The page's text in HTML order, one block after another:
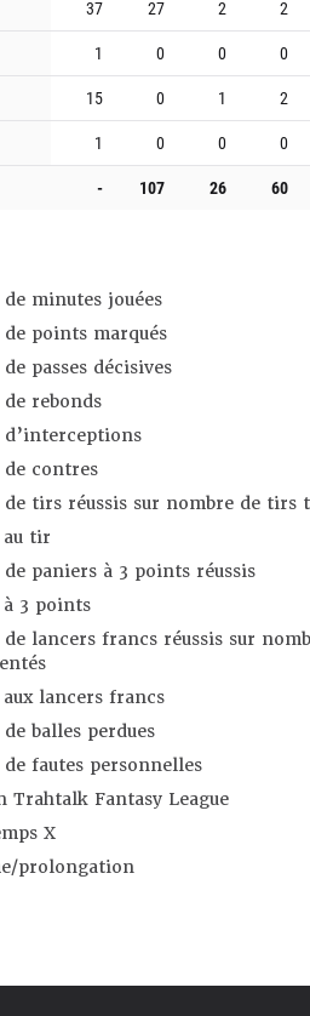
37 27 2 2
1 0 0 0
15 0 1 2
1 0 0 0
- 107 26 60
minutes jouées
de points marqués
passes décisives
rebonds
d’interceptions
de contres
de tirs réussis sur nombre de tirs
au tir
de paniers à 3 points réussis
à 3 points
de lancers francs réussis sur
aux lancers francs
balles perdues
fautes personnelles
Trahtalk Fantasy League
X
prolongation